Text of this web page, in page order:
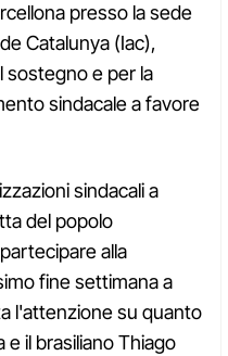
presso la sede
Catalunya (Iac),
sostegno e per la
sindacale a favore
sindacali a
del popolo
alla
fine settimana a
l'attenzione su quanto
e il brasiliano Thiago